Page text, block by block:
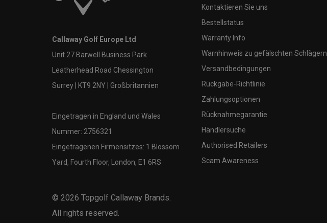
Callaway Golf Europe Ltd
Unit 27 Barwell Business Park
Leatherhead Road Chessington
Surrey | KT9 2NY | Großbritannien
Eingetragen in England und Wales
Nummer: 2756321
Eingetragenen Firmensitzes: 1 Blossom
Yard, Fourth Floor, London, E1 6RS
© 2026 Topgolf Callaway Brands.
All rights reserved.
Kontaktieren Sie uns
Bestellstatus
Warranty Info
Warnhinweis zu gefälschten Schlägern
Versandbedingungen
Rückgabe-Richtlinie
Zahlungsoptionen
Rücknahmegarantie
Händlersuche
Authorised Retailers
Scam Awareness